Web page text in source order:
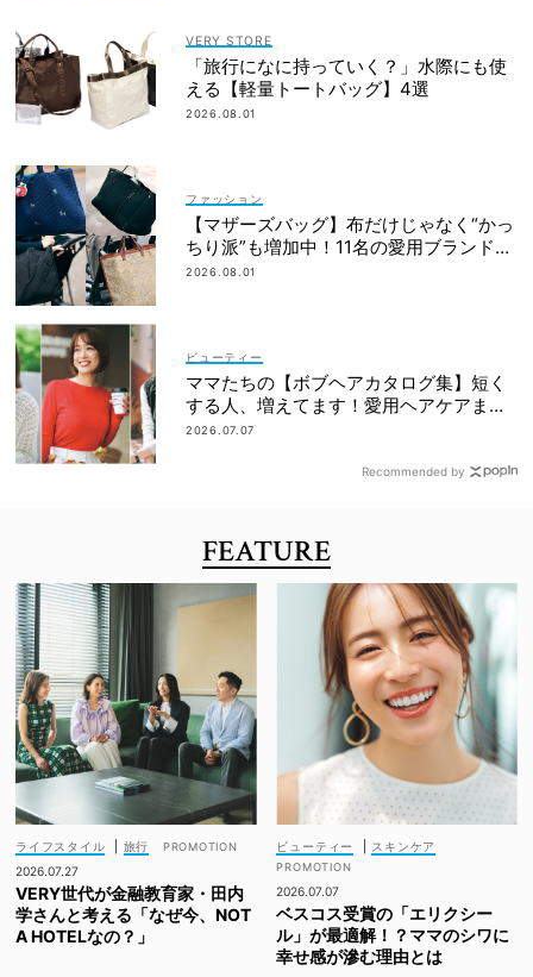
VERY STORE
「旅行になに持っていく？」水際にも使
える【軽量トートバッグ】4選
2026.08.01
ファッション
【マザーズバッグ】布だけじゃなく“かっ
ちり派”も増加中！11名の愛用ブランド
は？
2026.08.01
ビューティー
ママたちの【ボブヘアカタログ集】短く
する人、増えてます！愛用ヘアケアまで
全部見せ
2026.07.07
Recommended by
FEATURE
ライフスタイル
旅行
2026.07.27
VERY世代が金融教育家・田内
学さんと考える「なぜ今、NOT
A HOTELなの？」
ビューティー スキンケア
2026.07.07
ベスコス受賞の「エリクシー
ル」が最適解！？ママのシワに
幸せ感が滲む理由とは